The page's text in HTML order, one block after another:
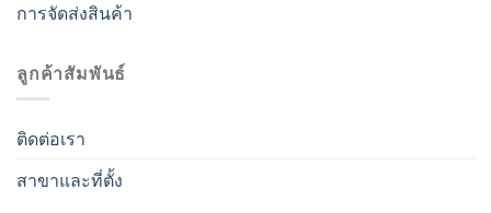
การจัดส่งสินค้า
ลูกค้าสัมพันธ์
ติดต่อเรา
สาขาและที่ตั้ง